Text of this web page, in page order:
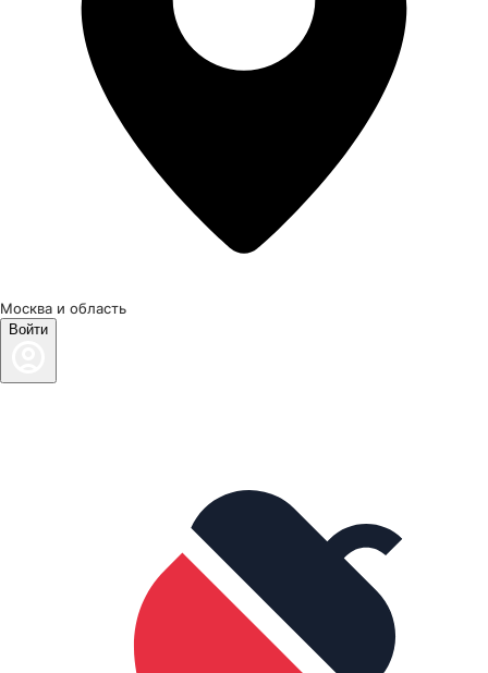
Москва и область
Войти